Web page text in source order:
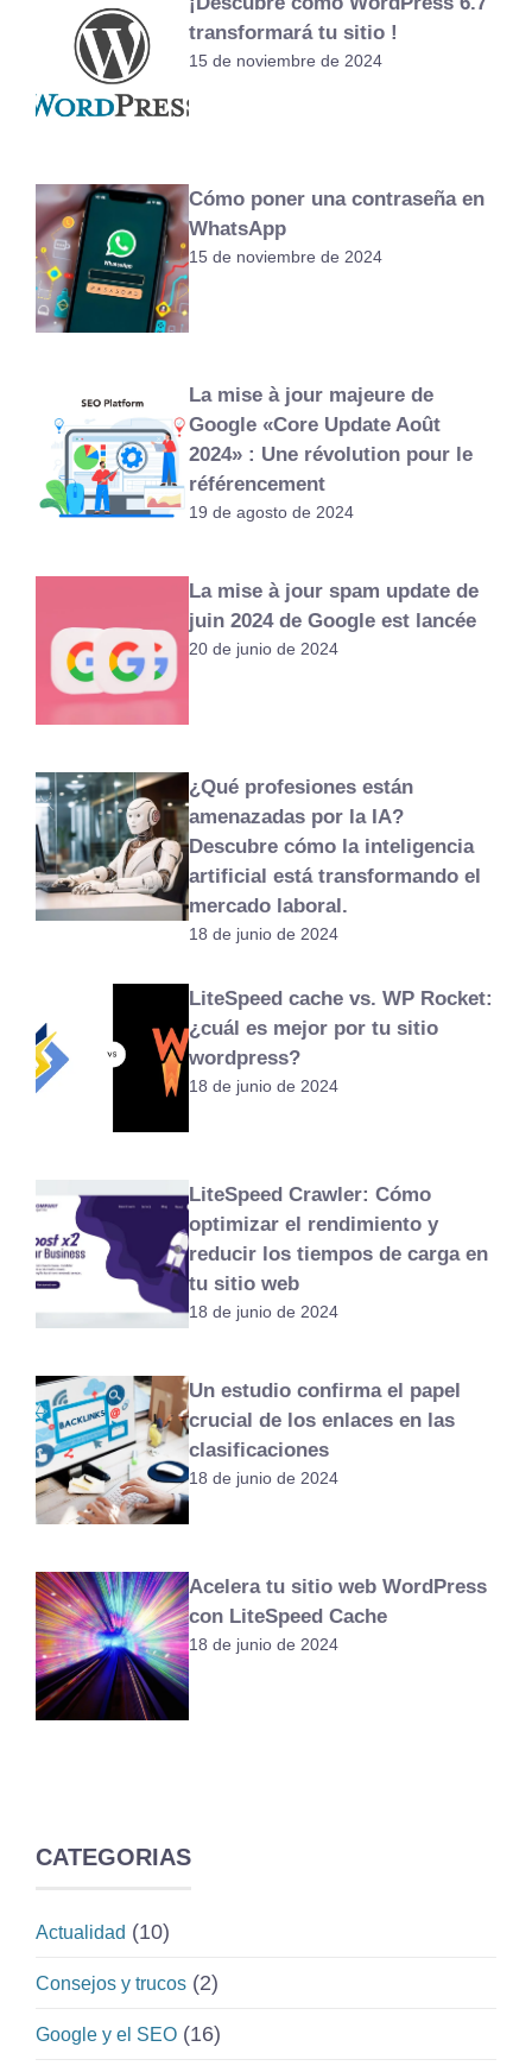
transformará tu sitio !
15 de noviembre de 2024
Cómo poner una contraseña en
WhatsApp
15 de noviembre de 2024
La mise à jour majeure de
Google «Core Update Août
2024» : Une révolution pour le
référencement
19 de agosto de 2024
La mise à jour spam update de
juin 2024 de Google est lancée
20 de junio de 2024
¿Qué profesiones están
amenazadas por la IA?
Descubre cómo la inteligencia
artificial está transformando el
mercado laboral.
18 de junio de 2024
LiteSpeed cache ​​vs. WP Rocket:
¿cuál es mejor por tu sitio
wordpress?
18 de junio de 2024
LiteSpeed Crawler: Cómo
optimizar el rendimiento y
reducir los tiempos de carga en
tu sitio web
18 de junio de 2024
Un estudio confirma el papel
crucial de los enlaces en las
clasificaciones
18 de junio de 2024
Acelera tu sitio web WordPress
con LiteSpeed Cache
18 de junio de 2024
CATEGORIAS
Actualidad (10)
Consejos y trucos (2)
Google y el SEO (16)